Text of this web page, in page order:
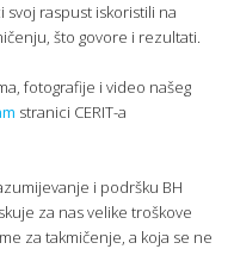
raspust iskoristili na
što govore i rezultati.
fotografije i video našeg
stranici CERIT-a
i podršku BH
za nas velike troškove
za takmičenje, a koja se ne